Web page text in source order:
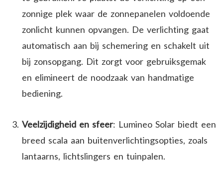
zonnige plek waar de zonnepanelen voldoende
zonlicht kunnen opvangen. De verlichting gaat
automatisch aan bij schemering en schakelt uit
bij zonsopgang. Dit zorgt voor gebruiksgemak
en elimineert de noodzaak van handmatige
bediening.
Veelzijdigheid en sfeer: Lumineo Solar biedt een
breed scala aan buitenverlichtingsopties, zoals
lantaarns, lichtslingers en tuinpalen.